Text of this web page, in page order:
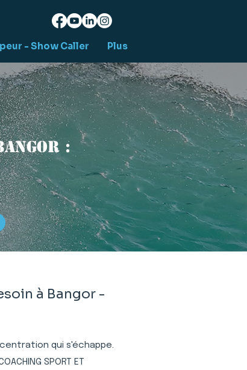
- Show Caller Plus
:
à Bangor -
qui s'échappe.
SPORT ET